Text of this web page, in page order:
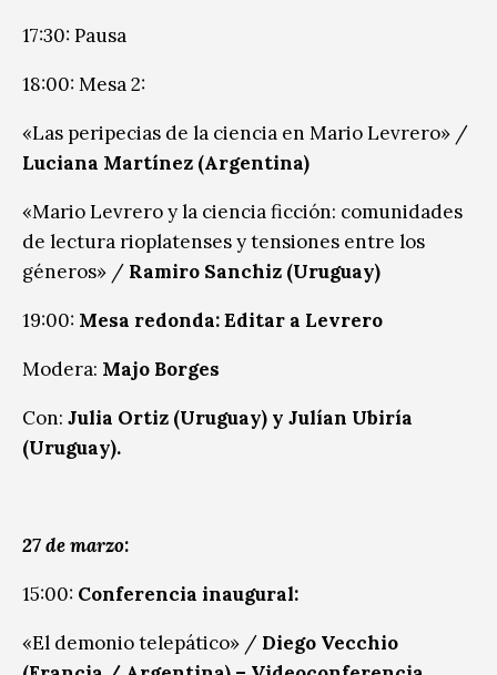
17:30: Pausa
18:00: Mesa 2:
«Las peripecias de la ciencia en Mario Levrero» /
Luciana Martínez (Argentina)
«Mario Levrero y la ciencia ficción: comunidades
de lectura rioplatenses y tensiones entre los
géneros» / Ramiro Sanchiz (Uruguay)
19:00: Mesa redonda: Editar a Levrero
Modera: Majo Borges
Con: Julia Ortiz (Uruguay) y Julían Ubiría
(Uruguay).
27 de marzo:
15:00: Conferencia inaugural:
«El demonio telepático» / Diego Vecchio